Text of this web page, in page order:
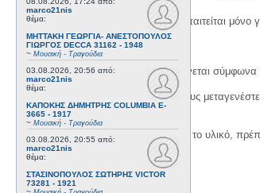
marco21nis
θέμα:
ΜΗΤΤΑΚΗ ΓΕΩΡΓΙΑ- ΑΝΕΣΤΟΠΟΥΛΟΣ
ΓΙΩΡΓΟΣ DECCA 31162 - 1948
~ Μουσική - Τραγούδια
03.08.2026, 20:56 από:
marco21nis
θέμα:
ΚΑΠΟΚΗΣ ΔΗΜΗΤΡΗΣ COLUMBIA E-
3665 - 1917
~ Μουσική - Τραγούδια
03.08.2026, 20:55 από:
marco21nis
θέμα:
ΣΤΑΣΙΝΟΠΟΥΛΟΣ ΣΩΤΗΡΗΣ VICTOR
73281 - 1921
Η δημιουργία λογαριασμού απαιτείται
Η χρήση του υλικού της σελίδας γίνεται
1. Να αναφέρετε τον αρχικό και τους
3. Αν διασκευάσετε με κάθε τρόπο το υλικό,